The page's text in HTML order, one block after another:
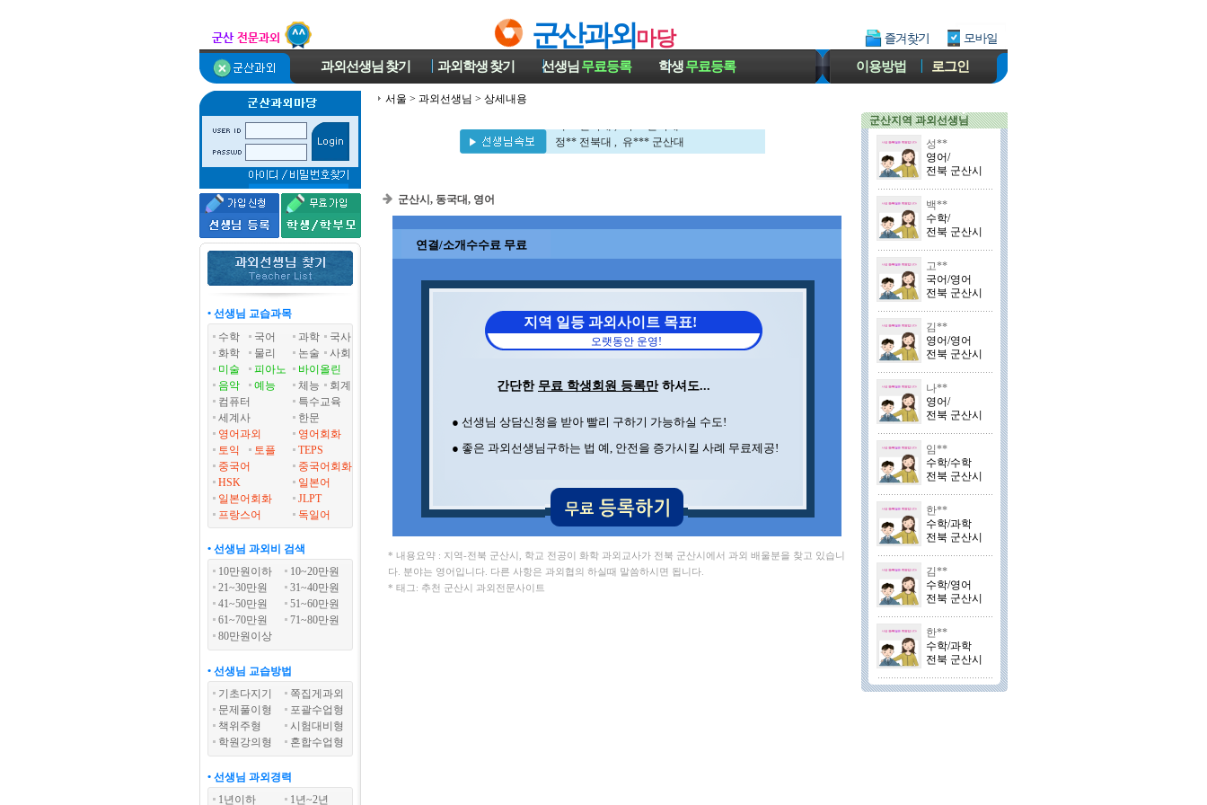
군산과외마당
과외선생님 찾기 과외학생찾기 선생님 무료등록 학생무료등록 이용방법 로그인
• 선생님 교습과목
수학
국어 과학
국사
화학
물리 논술
사회
미술
피아노
바이올린
음악
예능 체능
회계
컴퓨터
특수교육
세계사
한문
영어과외
영어회화
토익
토플
TEPS
중국어
중국어회화
HSK
일본어
일본어회화
JLPT
프랑스어
독일어
• 선생님 과외비 검색
10만원이하
10~20만원
21~30만원
31~40만원
41~50만원
51~60만원
61~70만원
71~80만원
80만원이상
• 선생님 교습방법
기초다지기
쪽집게과외
문제풀이형
포괄수업형
책위주형
시험대비형
학원강의형
혼합수업형
• 선생님 과외경력
1년이하
1년~2년
서울 > 과외선생님 > 상세내용
정** 전북대 , 유*** 군산대
이** 전북대 , 박** 전북대
군산시, 동국대, 영어
연결/소개수수료 무료
지역 일등 과외사이트 목표!
오랫동안 운영!
간단한 무료 학생회원 등록만하셔도...
● 선생님 상담신청을 받아 빨리 구하기 가능하실 수도!
● 좋은 과외선생님구하는 법 예, 안전을 증가시킬 사례 무료제공!
* 내용요약 : 지역-전북 군산시, 학교 전공이 화학 과외교사가 전북 군산시에서 과외 배울분을 찾고 있습니
다. 분야는 영어입니다. 다른 사항은 과외협의 하실때 말씀하시면 됩니다.
* 태그: 추천 군산시 과외전문사이트
군산지역 과외선생님
성**
영어/
전북 군산시
백**
수학/
전북 군산시
고**
국어/영어
전북 군산시
김**
영어/영어
전북 군산시
나**
영어/
전북 군산시
임**
수학/수학
전북 군산시
한**
수학/과학
전북 군산시
김**
수학/영어
전북 군산시
한**
수학/과학
전북 군산시